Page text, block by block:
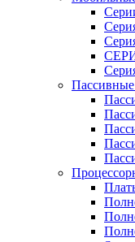
Пассивные